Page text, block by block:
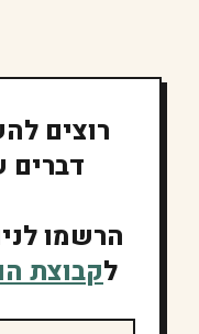
רוצים
דברים
הרשמו
לקבוצת